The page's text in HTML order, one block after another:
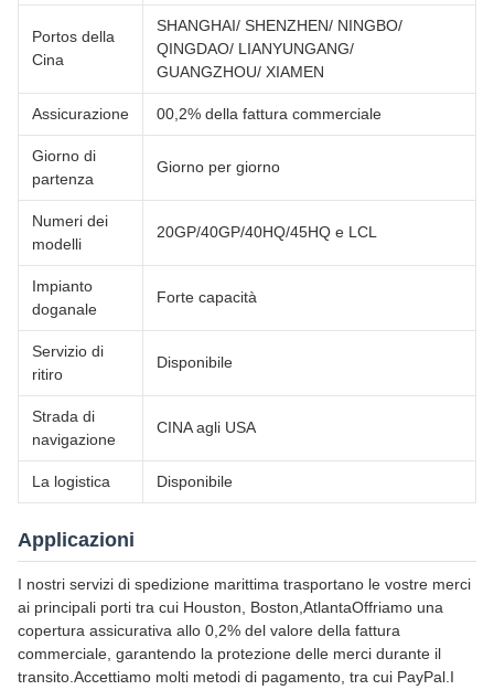
Portos della
Cina
SHANGHAI/ SHENZHEN/ NINGBO/
QINGDAO/ LIANYUNGANG/
GUANGZHOU/ XIAMEN
Assicurazione 00,2% della fattura commerciale
Giorno di
partenza
Giorno per giorno
Numeri dei
modelli
20GP/40GP/40HQ/45HQ e LCL
Impianto
doganale
Forte capacità
Servizio di
ritiro
Disponibile
Strada di
navigazione
CINA agli USA
La logistica Disponibile
Applicazioni
I nostri servizi di spedizione marittima trasportano le vostre merci
ai principali porti tra cui Houston, Boston,AtlantaOffriamo una
copertura assicurativa allo 0,2% del valore della fattura
commerciale, garantendo la protezione delle merci durante il
transito.Accettiamo molti metodi di pagamento, tra cui PayPal.I